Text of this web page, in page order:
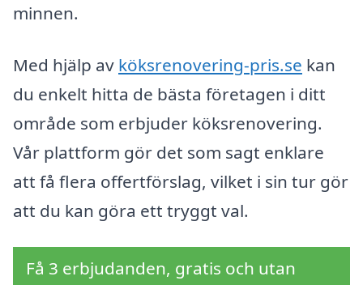
minnen.
Med hjälp av köksrenovering-pris.se kan
du enkelt hitta de bästa företagen i ditt
område som erbjuder köksrenovering.
Vår plattform gör det som sagt enklare
att få flera offertförslag, vilket i sin tur gör
att du kan göra ett tryggt val.
Få 3 erbjudanden, gratis och utan